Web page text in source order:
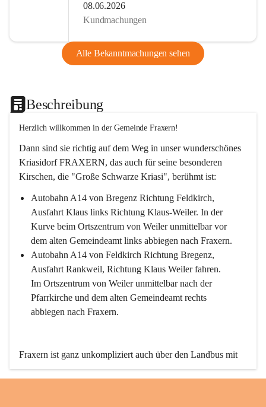
08.06.2026
Kundmachungen
Alle Bekanntmachungen sehen
Beschreibung
Herzlich willkommen in der Gemeinde Fraxern!
Dann sind sie richtig auf dem Weg in unser wunderschönes
Kriasidorf FRAXERN, das auch für seine besonderen
Kirschen, die "Große Schwarze Kriasi", berühmt ist:
Autobahn A14 von Bregenz Richtung Feldkirch,
Ausfahrt Klaus links Richtung Klaus-Weiler. In der
Kurve beim Ortszentrum von Weiler unmittelbar vor
dem alten Gemeindeamt links abbiegen nach Fraxern.
Autobahn A14 von Feldkirch Richtung Bregenz,
Ausfahrt Rankweil, Richtung Klaus Weiler fahren.
Im Ortszentrum von Weiler unmittelbar nach der
Pfarrkirche und dem alten Gemeindeamt rechts
abbiegen nach Fraxern.
Fraxern ist ganz unkompliziert auch über den Landbus mit
den öffentlichen Verkehrsmitteln zu erreichen. Die Linie